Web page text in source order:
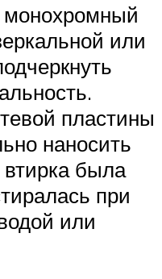
монохромный
или
пластины
наносить
была
при
или